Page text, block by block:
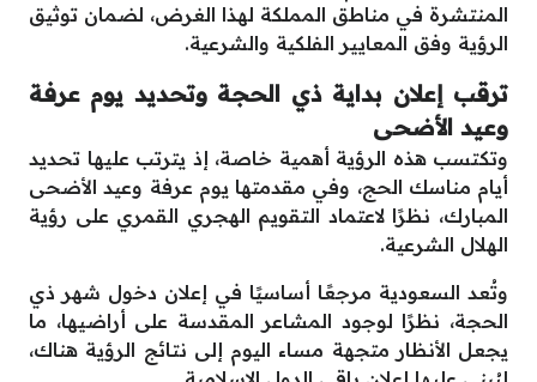
المنتشرة في مناطق المملكة لهذا الغرض، لضمان توثيق
الرؤية وفق المعايير الفلكية والشرعية.
ترقب إعلان بداية ذي الحجة وتحديد يوم عرفة
وعيد الأضحى
وتكتسب هذه الرؤية أهمية خاصة، إذ يترتب عليها تحديد
أيام مناسك الحج، وفي مقدمتها يوم عرفة وعيد الأضحى
المبارك، نظرًا لاعتماد التقويم الهجري القمري على رؤية
الهلال الشرعية.
وتُعد السعودية مرجعًا أساسيًا في إعلان دخول شهر ذي
الحجة، نظرًا لوجود المشاعر المقدسة على أراضيها، ما
يجعل الأنظار متجهة مساء اليوم إلى نتائج الرؤية هناك،